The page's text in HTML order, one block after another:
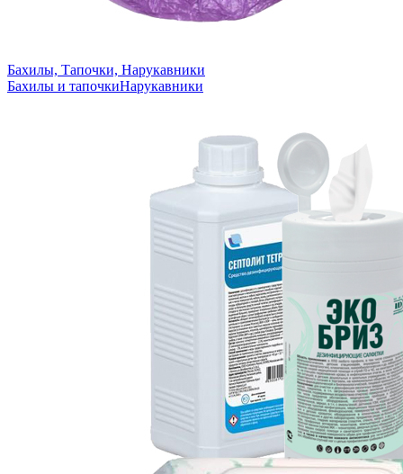
Бахилы, Тапочки, Нарукавники
Бахилы и тапочкиНарукавники